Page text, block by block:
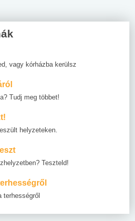
vagy kórházba kerülsz
Tudj meg többet!
helyzeteken.
Teszteld!
terhességről